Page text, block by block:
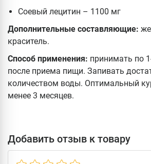
Соевый лецитин – 1100 мг
Дополнительные составляющие:
краситель.
Способ применения: принимать по
после приема пищи. Запивать
количеством воды. Оптимальный
менее 3 месяцев.
Добавить отзыв к товару